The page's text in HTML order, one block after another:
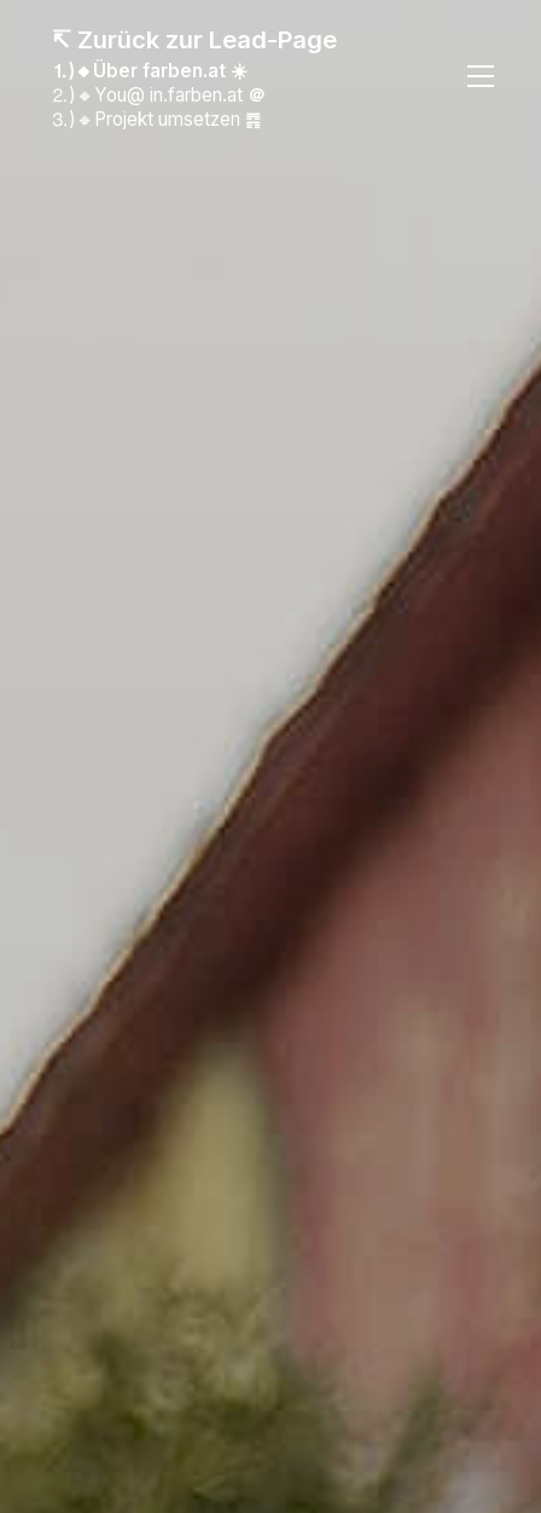
↸ Zurück zur Lead-Page
⒈)🔸Über farben.at ☀️
⒉)🔸You@ in.farben.at ＠
⒊)🔸Projekt umsetzen ䷴